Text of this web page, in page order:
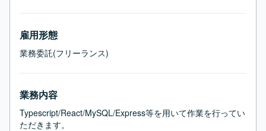
雇用形態
業務委託(フリーランス)
業務内容
Typescript/React/MySQL/Express等を用いて作業を行ってい
ただきます。